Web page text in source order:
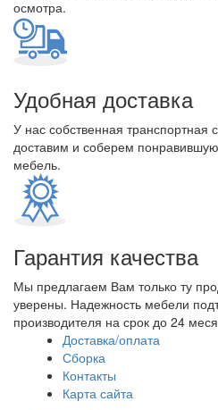
осмотра.
Удобная доставка
У нас собственная транспортная
доставим и соберем
мебель.
Гарантия качества
Мы предлагаем Вам только ту
уверены. Надежность мебели
производителя на срок до 24
Доставка/оплата
Сборка
Контакты
Карта сайта